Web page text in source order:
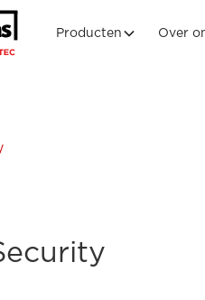
Producten Over